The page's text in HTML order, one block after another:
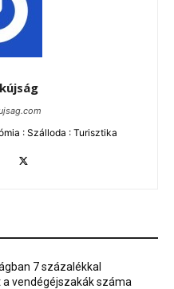
: Szálloda : Turisztika
7 százalékkal
vendégéjszakák száma